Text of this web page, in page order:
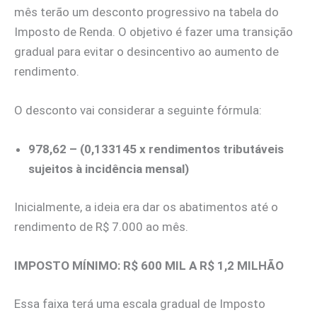
mês terão um desconto progressivo na tabela do
Imposto de Renda. O objetivo é fazer uma transição
gradual para evitar o desincentivo ao aumento de
rendimento.
O desconto vai considerar a seguinte fórmula:
978,62 – (0,133145 x rendimentos tributáveis
sujeitos à incidência mensal)
Inicialmente, a ideia era dar os abatimentos até o
rendimento de R$ 7.000 ao mês.
IMPOSTO MÍNIMO: R$ 600 MIL A R$ 1,2 MILHÃO
Essa faixa terá uma escala gradual de Imposto